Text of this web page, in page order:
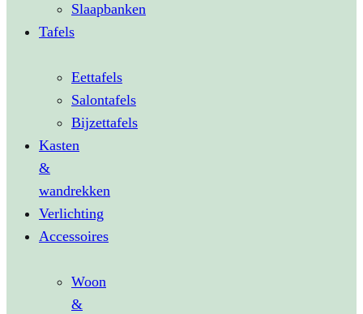
Slaapbanken
Tafels
Eettafels
Salontafels
Bijzettafels
Kasten
&
wandrekken
Verlichting
Accessoires
Woon
&